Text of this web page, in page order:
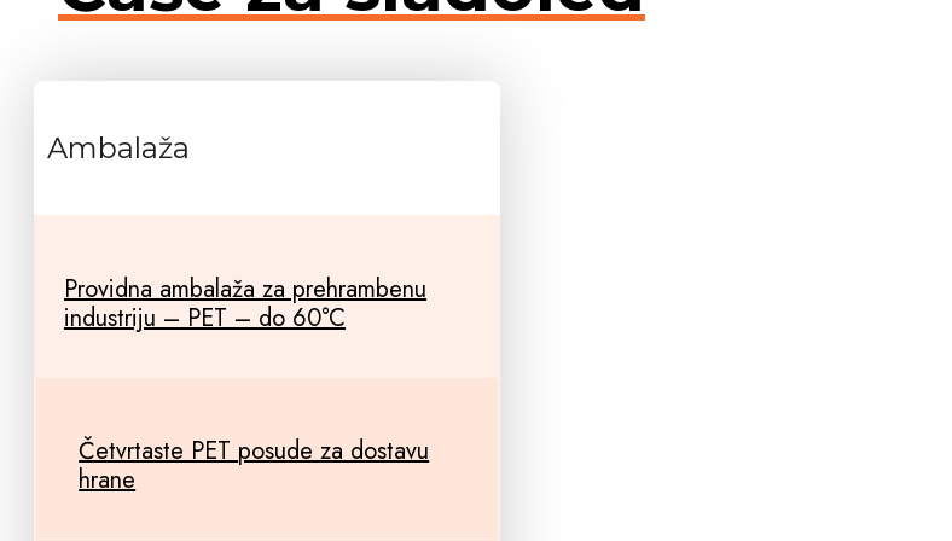
Ambalaža
Providna ambalaža za prehrambenu
industriju – PET – do 60°C
Četvrtaste PET posude za dostavu
hrane